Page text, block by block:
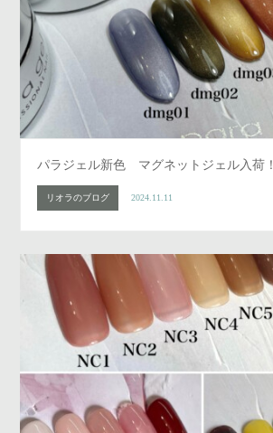
パラジェル新色 マグネットジェル入荷！
リオラのブログ 2024.11.11